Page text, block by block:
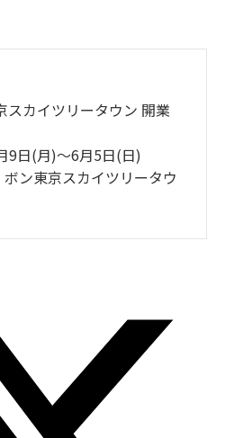
カイツリータウン 開業
9日(月)〜6月5日(日)
ン東京スカイツリータウ